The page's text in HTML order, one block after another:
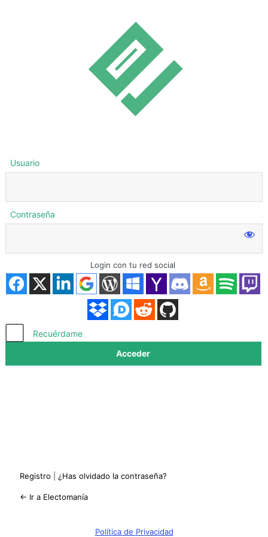
Acceder
Usuario
Contraseña
Login con tu red social
Recuérdame
Registro ¿Has olvidado la contraseña?
← Ir a Electomanía
Política de Privacidad